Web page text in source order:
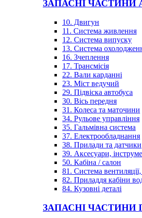
ЗАПАСНІ ЧАСТИНИ
10. Двигун
11. Система живлення
12. Система випуску
13. Система
16. Зчеплення
17. Трансмісія
22. Вали карданні
23. Міст ведучий
29. Підвіска автобуса
30. Вісь передня
31. Колеса та маточини
34. Рульове управління
35. Гальмівна система
37. Електрообладнання
38. Прилади та датчики
39. Аксесуари,
50. Кабіна / салон
81. Система
82. Приладдя кабіни
84. Кузовні деталі
ЗАПАСНІ ЧАСТИНИ